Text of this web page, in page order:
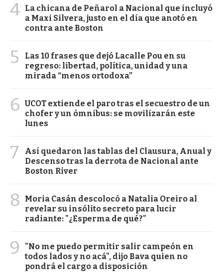
4 La chicana de Peñarol a Nacional que incluyó
a Maxi Silvera, justo en el día que anotó en
contra ante Boston
5
Las 10 frases que dejó Lacalle Pou en su
regreso: libertad, política, unidad y una
mirada “menos ortodoxa”
6 UCOT extiende el paro tras el secuestro de un
chofer y un ómnibus: se movilizarán este
lunes
7
Así quedaron las tablas del Clausura, Anual y
Descenso tras la derrota de Nacional ante
Boston River
8
Moria Casán descolocó a Natalia Oreiro al
revelar su insólito secreto para lucir
radiante: "¿Esperma de qué?"
9
"No me puedo permitir salir campeón en
todos lados y no acá", dijo Bava quien no
pondrá el cargo a disposición